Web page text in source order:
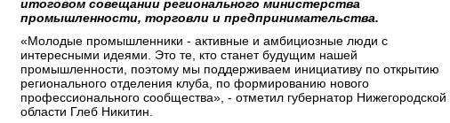
итоговом совещании регионального министерства
промышленности, торговли и предпринимательства.
«Молодые промышленники - активные и амбициозные люди с
интересными идеями. Это те, кто станет будущим нашей
промышленности, поэтому мы поддерживаем инициативу по открытию
регионального отделения клуба, по формированию нового
профессионального сообщества», - отметил губернатор Нижегородской
области Глеб Никитин.